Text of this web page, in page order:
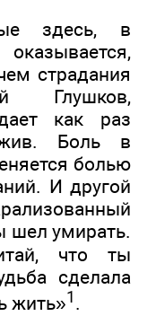
здесь, в
страдания
Глушков,
как раз
жив. Боль в
болью
И другой
шел умирать.
что ты
сделала
жить»1 .